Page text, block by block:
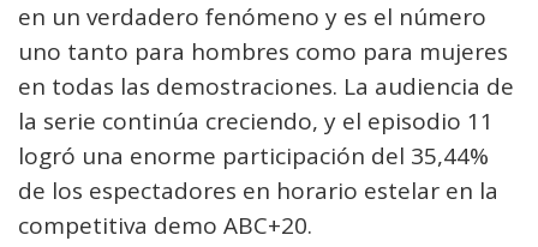
en un verdadero fenómeno y es el número
uno tanto para hombres como para mujeres
en todas las demostraciones. La audiencia de
la serie continúa creciendo, y el episodio 11
logró una enorme participación del 35,44%
de los espectadores en horario estelar en la
competitiva demo ABC+20.